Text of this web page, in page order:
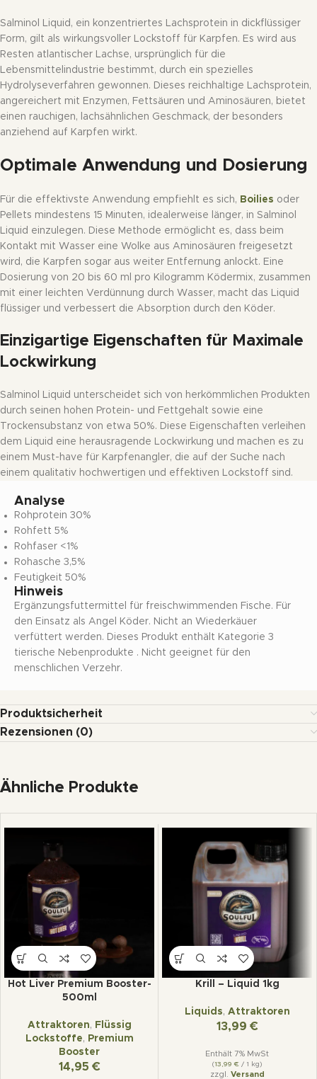
Salminol Liquid, ein konzentriertes Lachsprotein in dickflüssiger
Form, gilt als wirkungsvoller Lockstoff für Karpfen. Es wird aus
Resten atlantischer Lachse, ursprünglich für die
Lebensmittelindustrie bestimmt, durch ein spezielles
Hydrolyseverfahren gewonnen. Dieses reichhaltige Lachsprotein,
angereichert mit Enzymen, Fettsäuren und Aminosäuren, bietet
einen rauchigen, lachsähnlichen Geschmack, der besonders
anziehend auf Karpfen wirkt.
Optimale Anwendung und Dosierung
Für die effektivste Anwendung empfiehlt es sich, Boilies oder
Pellets mindestens 15 Minuten, idealerweise länger, in Salminol
Liquid einzulegen. Diese Methode ermöglicht es, dass beim
Kontakt mit Wasser eine Wolke aus Aminosäuren freigesetzt
wird, die Karpfen sogar aus weiter Entfernung anlockt. Eine
Dosierung von 20 bis 60 ml pro Kilogramm Ködermix, zusammen
mit einer leichten Verdünnung durch Wasser, macht das Liquid
flüssiger und verbessert die Absorption durch den Köder.
Einzigartige Eigenschaften für Maximale
Lockwirkung
Salminol Liquid unterscheidet sich von herkömmlichen Produkten
durch seinen hohen Protein- und Fettgehalt sowie eine
Trockensubstanz von etwa 50%. Diese Eigenschaften verleihen
dem Liquid eine herausragende Lockwirkung und machen es zu
einem Must-have für Karpfenangler, die auf der Suche nach
einem qualitativ hochwertigen und effektiven Lockstoff sind.
Analyse
Rohprotein 30%
Rohfett 5%
Rohfaser <1%
Rohasche 3,5%
Feutigkeit 50%
Hinweis
Ergänzungsfuttermittel für freischwimmenden Fische. Für
den Einsatz als Angel Köder. Nicht an Wiederkäuer
verfüttert werden. Dieses Produkt enthält Kategorie 3
tierische Nebenprodukte . Nicht geeignet für den
menschlichen Verzehr.
Produktsicherheit
Rezensionen (0)
Ähnliche Produkte
Hot Liver Premium Booster-
500ml
Attraktoren, Flüssig
Lockstoffe, Premium
Booster
14,95 €
Krill – Liquid 1kg
Liquids, Attraktoren
13,99 €
Enthält 7% MwSt
(13,99€ / 1 kg)
zzgl. Versand